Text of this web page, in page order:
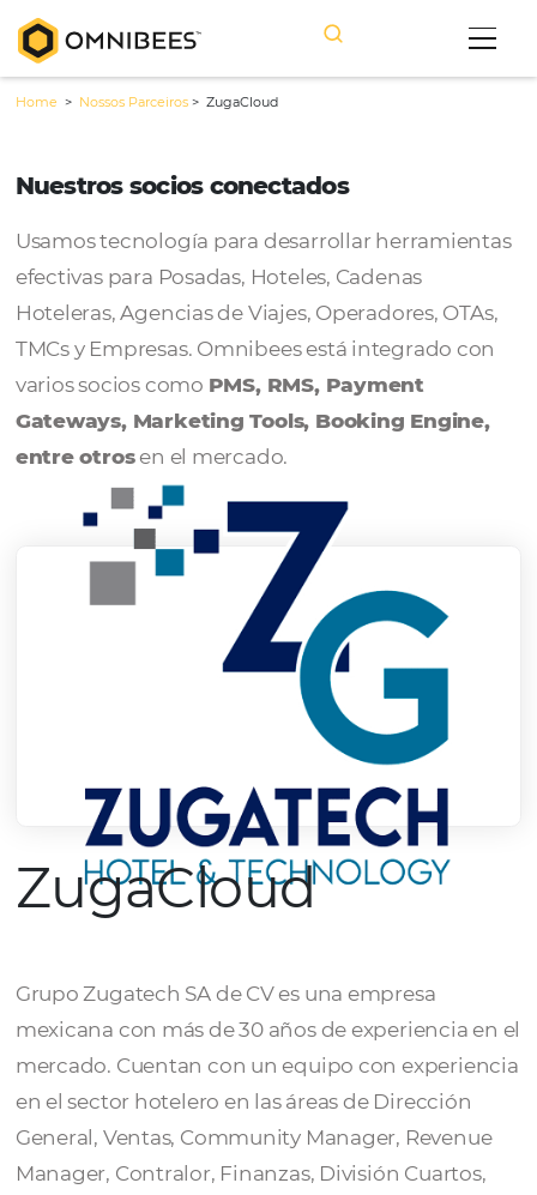
Usamos tecnología para desarrollar
efectivas para Posadas, Hoteles, Cadenas
Hoteleras, Agencias de Viajes, Operadores,
TMCs y Empresas. Omnibees está
varios socios comoPMS, RMS, Payment
Gateways, Marketing Tools, Booking
entre otros en el mercado.
ZugaCloud
Grupo Zugatech SA de CV es una empresa